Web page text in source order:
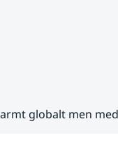
globalt men